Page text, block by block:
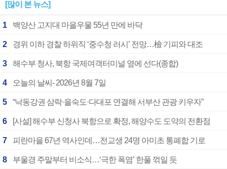
[많이 본 뉴스]
1 백양산 고지대 마을우물 55년 만에 바닥
2 경위 이하 경찰 하위직 ‘중수청 러시’ 전망…檢 기피와 대조
3 해수부 청사, 북항 국제여객터미널 옆에 선다(종합)
4 오늘의 날씨- 2026년 8월 7일
5 “낙동강권 삼락·을숙도·다대포 연결해 서부산 관광 키우자”
6 [사설] 해수부 신청사 북항으로 확정, 해양수도 도약의 전환점
7 피란마을 67년 역사인데…전교생 24명 아미초 통폐합 기로
8 부울경 주말부터 비소식…‘극한 폭염’ 한풀 꺾일 듯